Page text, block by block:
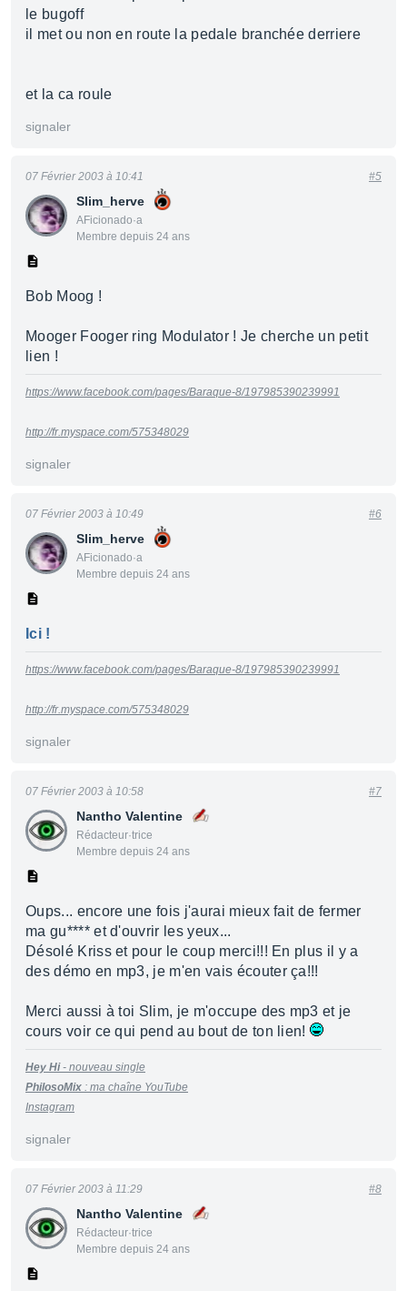
le bugoff
il met ou non en route la pedale branchée derriere
et la ca roule
signaler
Slim_herve
AFicionado·a
Membre depuis 24 ans
07 Février 2003 à 10:41 #5
Bob Moog !
Mooger Fooger ring Modulator ! Je cherche un petit
lien !
https://www.facebook.com/pages/Baraque-8/197985390239991
http://fr.myspace.com/575348029
signaler
Slim_herve
AFicionado·a
Membre depuis 24 ans
07 Février 2003 à 10:49 #6
Ici !
https://www.facebook.com/pages/Baraque-8/197985390239991
http://fr.myspace.com/575348029
signaler
Nantho Valentine
Rédacteur·trice
Membre depuis 24 ans
07 Février 2003 à 10:58 #7
Oups... encore une fois j'aurai mieux fait de fermer
ma gu**** et d'ouvrir les yeux...
Désolé Kriss et pour le coup merci!!! En plus il y a
des démo en mp3, je m'en vais écouter ça!!!
Merci aussi à toi Slim, je m'occupe des mp3 et je
cours voir ce qui pend au bout de ton lien!
Hey Hi- nouveau single
PhilosoMix : ma chaîne YouTube
Instagram
signaler
Nantho Valentine
Rédacteur·trice
Membre depuis 24 ans
07 Février 2003 à 11:29 #8